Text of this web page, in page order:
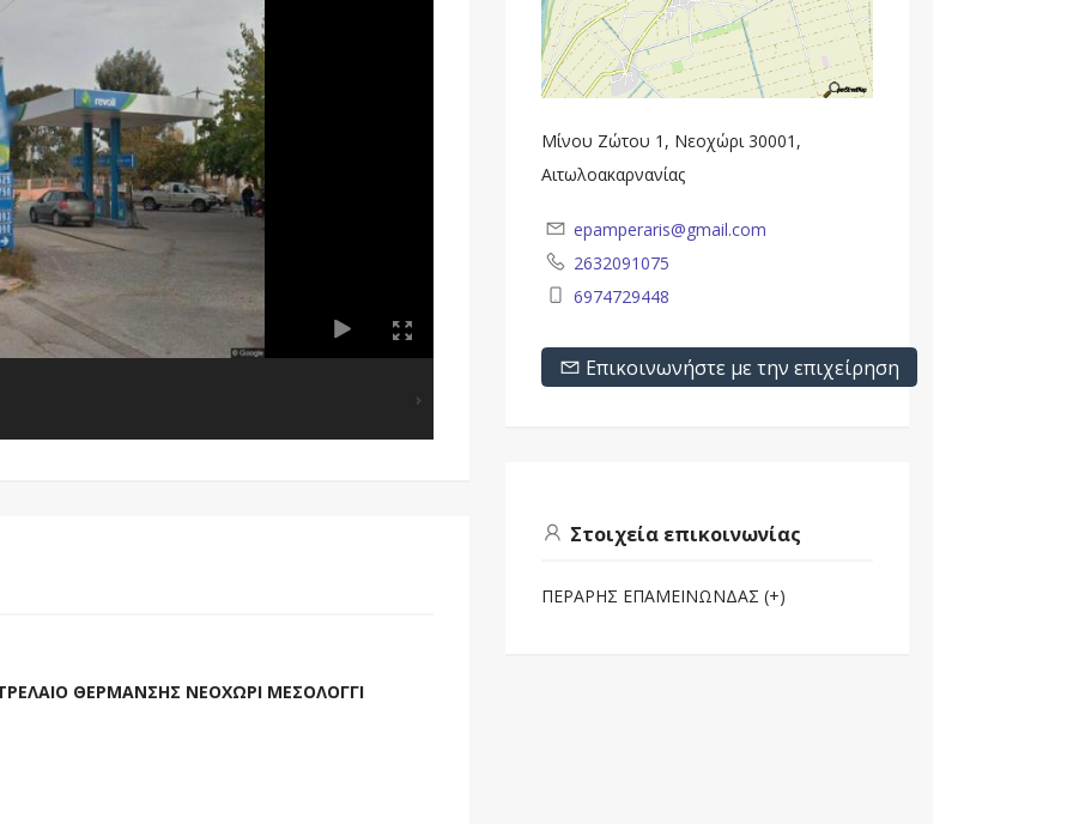
ΘΕΡΜΑΝΣΗΣ ΝΕΟΧΩΡΙ ΜΕΣΟΛΟΓΓΙ
Μίνου Ζώτου 1, Νεοχώρι 30001,
Αιτωλοακαρνανίας
epamperaris@gmail.com
2632091075
6974729448
Επικοινωνήστε με την επιχείρηση
Στοιχεία επικοινωνίας
ΠΕΡΑΡΗΣ ΕΠΑΜΕΙΝΩΝΔΑΣ (+)